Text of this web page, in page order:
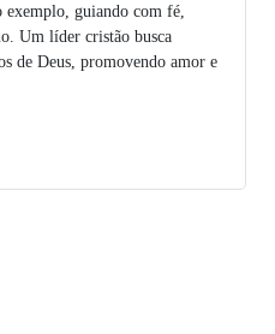
guiando com fé,
Um líder cristão busca
de Deus, promovendo amor e